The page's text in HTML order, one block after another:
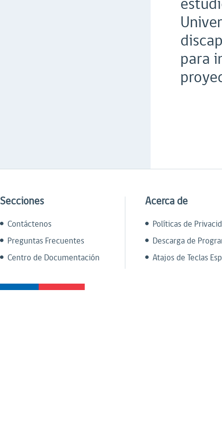
para
Secciones
Contáctenos
Preguntas Frecuentes
Centro de Documentación
Acerca de
Políticas de
Descarga de
Atajos de Teclas